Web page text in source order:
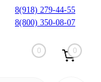
8(918) 279-44-55
8(800) 350-08-07
0 0